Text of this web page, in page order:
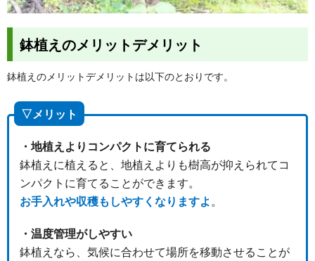
鉢植えのメリットデメリット
鉢植えのメリットデメリットは以下のとおりです。
▽メリット
・地植えよりコンパクトに育てられる
鉢植えに植えると、地植えよりも樹高が抑えられてコ
ンパクトに育てることができます。
お手入れや収穫もしやすくなりますよ。
・温度管理がしやすい
鉢植えなら、気候に合わせて場所を移動させることが